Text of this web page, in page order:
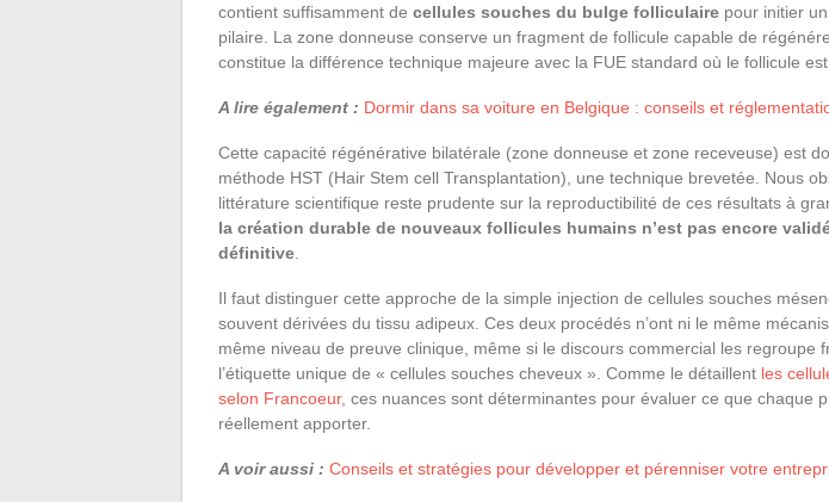
contient suffisamment de cellules souches du bulge folliculaire pour initier
pilaire. La zone donneuse conserve un fragment de follicule capable de
constitue la différence technique majeure avec la FUE standard où le follicule
A lire également : Dormir dans sa voiture en Belgique : conseils et
Cette capacité régénérative bilatérale (zone donneuse et zone receveuse) est
méthode HST (Hair Stem cell Transplantation), une technique brevetée. Nous
littérature scientifique reste prudente sur la reproductibilité de ces résultats à
la création durable de nouveaux follicules humains n’est pas encore
définitive
Il faut distinguer cette approche de la simple injection de cellules souches
souvent dérivées du tissu adipeux. Ces deux procédés n’ont ni le même
même niveau de preuve clinique, même si le discours commercial les regroupe
l’étiquette unique de « cellules souches cheveux ». Comme le détaillent les
selon Francoeur, ces nuances sont déterminantes pour évaluer ce que chaque
réellement apporter.
A voir aussi : Conseils et stratégies pour développer et pérenniser votre